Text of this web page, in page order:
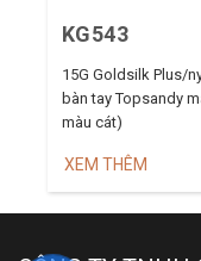
KG543
15G Goldsilk Plus/
bàn tay Topsandy
màu cát)
XEM THÊM